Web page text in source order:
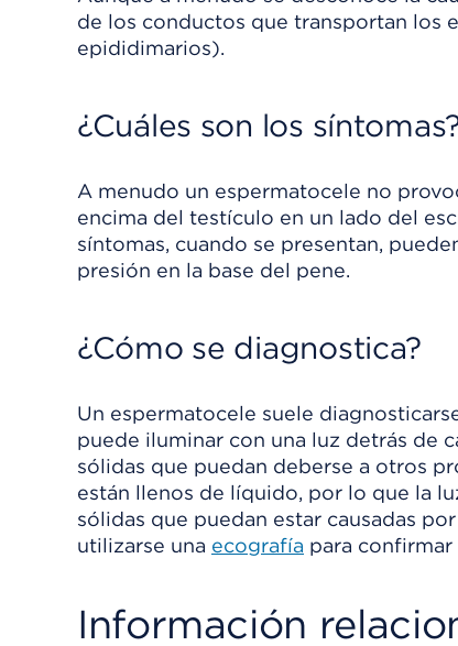
de los conductos que transportan los
epididimarios).
¿Cuáles son los
A menudo un espermatocele no
encima del testículo en un lado del
síntomas, cuando se presentan,
presión en la base del pene.
¿Cómo se diagnostica?
Un espermatocele suele
puede iluminar con una luz detrás de
sólidas que puedan deberse a otros
están llenos de líquido, por lo que la
sólidas que puedan estar causadas
utilizarse una ecografía para
Información